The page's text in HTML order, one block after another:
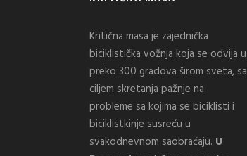
Kritična masa je zajednička
biciklistička vožnja koja se odvija u
preko 300 gradova širom sveta, sa
ciljem skretanja pažnje na
probleme sa kojima se biciklisti i
biciklistkinje susreću u
svakodnevnom saobraćaju. U